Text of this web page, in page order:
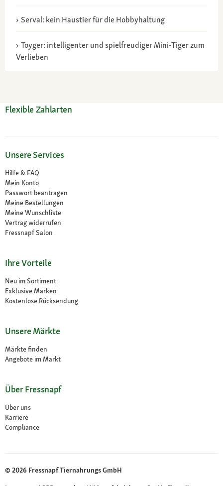
Serval: kein Haustier für die Hobbyhaltung
Toyger: intelligenter und spielfreudiger Mini-Tiger zum
Verlieben
Flexible Zahlarten
Unsere Services
Hilfe & FAQ
Mein Konto
Passwort beantragen
Meine Bestellungen
Meine Wunschliste
Vertrag widerrufen
Fressnapf Salon
Ihre Vorteile
Neu im Sortiment
Exklusive Marken
Kostenlose Rücksendung
Unsere Märkte
Märkte finden
Angebote im Markt
Über Fressnapf
Über uns
Karriere
Compliance
© 2026 Fressnapf Tiernahrungs GmbH